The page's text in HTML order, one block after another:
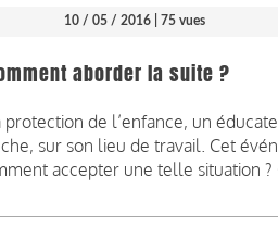
10 / 05 / 2016 | 75 vues
aborder la suite ?
de l’enfance, un
sur son lieu de travail. Cet
accepter une telle situation